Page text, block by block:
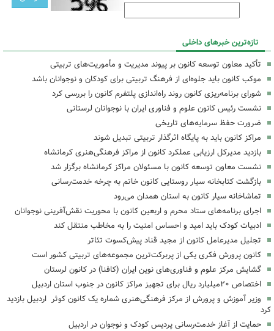
تازه‌ترین خبرهای داخلی
تأکید معاون توسعه کانون بر پیوند مدیریت و مأموریت‌های تربیتی
موکب کانون باید جلوه‌ای از فرهنگ تربیتی برای کودکان و نوجوانان باشد
شورای برنامه‌ریزی کانون روند راه‌اندازی پلتفرم کانون را بررسی کرد
نشست رئیس کانون علوم و فناوری ایران با نوجوانان لرستانی
ضرورت حفظ سرمایه‌های تاریخی
مراکز کانون باید به پایگاه اثرگذار تربیتی تبدیل شوند
بازدید مدیرکل ارزیابی عملکرد کانون از مراکز فرهنگی‌هنری کرمانشاه
نشست معاون توسعه کانون با مسئولان مراکز کرمانشاه برگزار شد
بازگشت کتابخانه سیار روستایی کانون خاتم به چرخه خدمت‌رسانی
تماشاخانه سیار کانون به استان همدان می‌رود
اجرای برنامه‌های ستاد محرم و اربعین کانون با محوریت نقش‌آفرینی نوجوانان
ادبیات کودک باید امید و احساس امنیت را به مخاطب منتقل کند
تجلیل مدیرعامل کانون از مجید قناد پیش‌کسوت تئاتر
کانون پرورش فکری یکی از پربرکت‌ترین مجموعه‌های تربیتی کشور است
گشایش مرکز علوم و فناوری‌های نوین ایران (کافنا) در کانون لرستان
اختصاص ۲۰میلیارد ریال برای تجهیز مراکز کانون در جنوب استان اردبیل
وزیر آموزش و پرورش از مرکز فرهنگی‌هنری شماره یک کانون کوثر اردبیل بازدید
کرد
حمایت از آغاز خدمت‌رسانی پردیس کودک و نوجوان در اردبیل